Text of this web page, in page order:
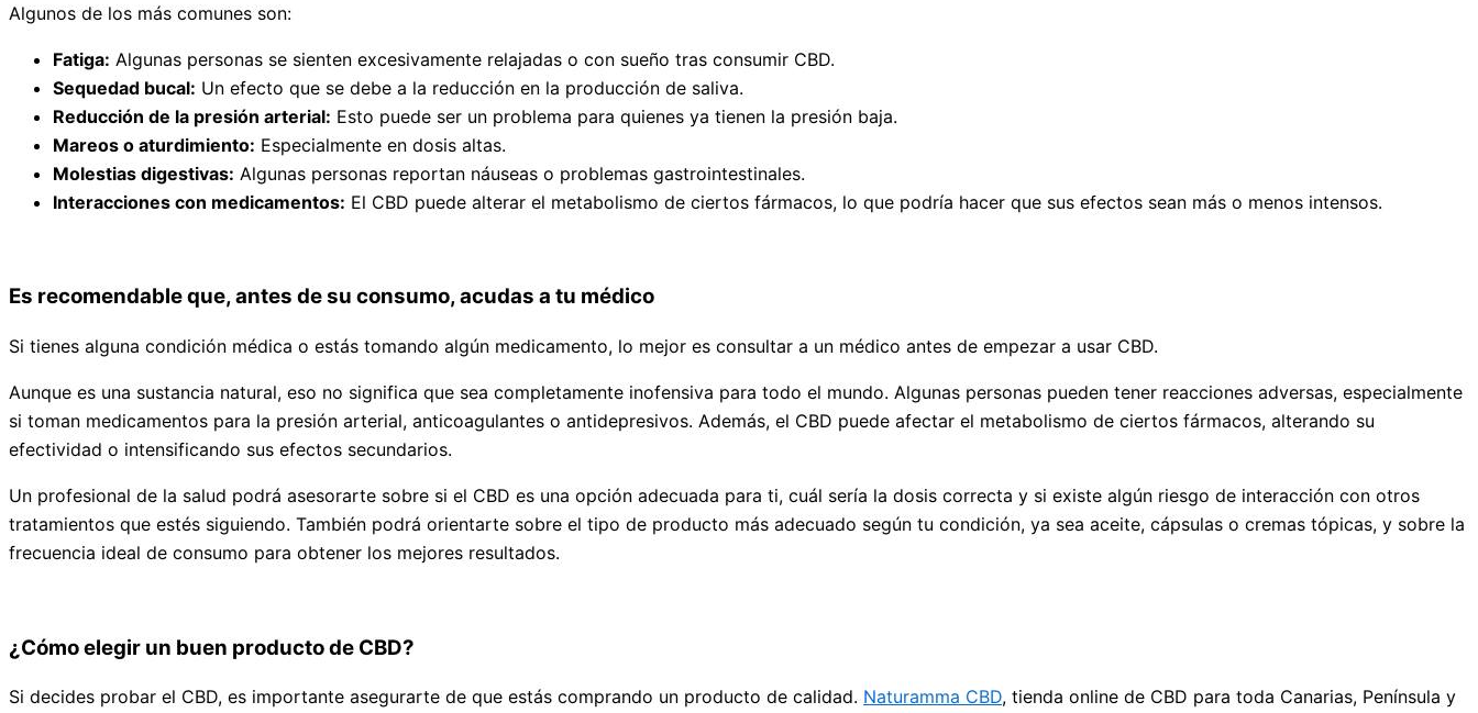
Algunos de los más comunes son:
Fatiga: Algunas personas se sienten excesivamente relajadas o con sueño tras consumir CBD.
Sequedad bucal: Un efecto que se debe a la reducción en la producción de saliva.
Reducción de la presión arterial: Esto puede ser un problema para quienes ya tienen la presión baja.
Mareos o aturdimiento: Especialmente en dosis altas.
Molestias digestivas: Algunas personas reportan náuseas o problemas gastrointestinales.
Interacciones con medicamentos: El CBD puede alterar el metabolismo de ciertos fármacos, lo que podría hacer que sus efectos sean más o menos intensos.
Es recomendable que, antes de su consumo, acudas a tu médico
Si tienes alguna condición médica o estás tomando algún medicamento, lo mejor es consultar a un médico antes de empezar a usar CBD.
Aunque es una sustancia natural, eso no significa que sea completamente inofensiva para todo el mundo. Algunas personas pueden tener reacciones adversas, especialmente
si toman medicamentos para la presión arterial, anticoagulantes o antidepresivos. Además, el CBD puede afectar el metabolismo de ciertos fármacos, alterando su
efectividad o intensificando sus efectos secundarios.
Un profesional de la salud podrá asesorarte sobre si el CBD es una opción adecuada para ti, cuál sería la dosis correcta y si existe algún riesgo de interacción con otros
tratamientos que estés siguiendo. También podrá orientarte sobre el tipo de producto más adecuado según tu condición, ya sea aceite, cápsulas o cremas tópicas, y sobre la
frecuencia ideal de consumo para obtener los mejores resultados.
¿Cómo elegir un buen producto de CBD?
Si decides probar el CBD, es importante asegurarte de que estás comprando un producto de calidad. Naturamma CBD, tienda online de CBD para toda Canarias, Península y